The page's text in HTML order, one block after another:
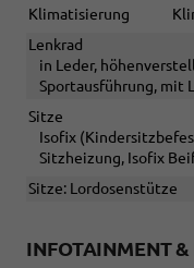
Klimatisierung
Lenkrad
in Leder,
Sportausführung, mit
Sitze
Isofix
Sitzheizung, Isofix
Sitze: Lordosenstütze
INFOTAINMENT